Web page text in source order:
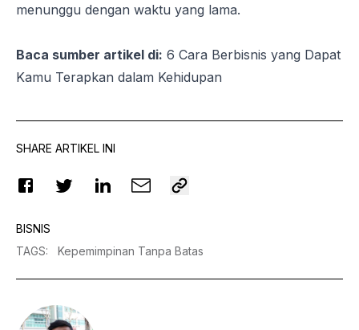
menunggu dengan waktu yang lama.
Baca sumber artikel di: 6 Cara Berbisnis yang Dapat
Kamu Terapkan dalam Kehidupan
SHARE ARTIKEL INI
BISNIS
TAGS: Kepemimpinan Tanpa Batas